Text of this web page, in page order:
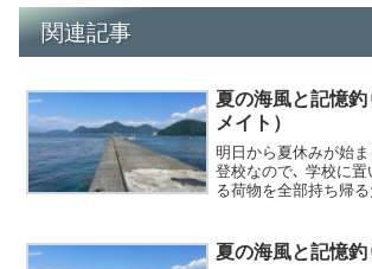
関連記事
夏の海風と記憶
メイト）
明日から夏休みが始
登校なので､ 学校に
る荷物を全部持ち帰
夏の海風と記憶釣